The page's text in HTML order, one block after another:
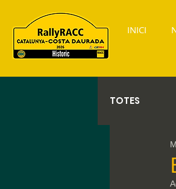
INICI
TOTES